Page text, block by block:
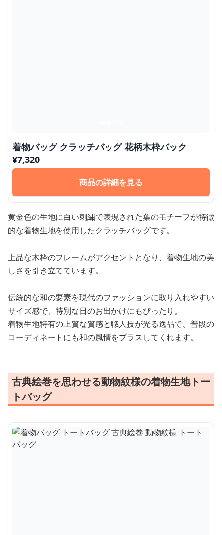
着物バッグ クラッチバッグ 花柄木枠バック
¥7,320
商品の詳細を見る
黄金色の生地に白い刺繍で表現された葉のモチーフが特徴
的な着物生地を使用したクラッチバッグです。
上品な木枠のフレームがアクセントとなり、着物生地の美
しさを引き立てています。
伝統的な和の要素を現代のファッションに取り入れやすい
サイズ感で、特別な日のお出かけにもぴったり。
着物生地特有の上質な質感と職人技が光る逸品で、普段の
コーディネートにも和の風情をプラスしてくれます。
古典絵巻を思わせる動物紋様の着物生地トー
トバッグ